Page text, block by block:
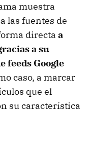
muestra
las fuentes de
directa a
a su
feeds Google
caso, a marcar
que el
su característica